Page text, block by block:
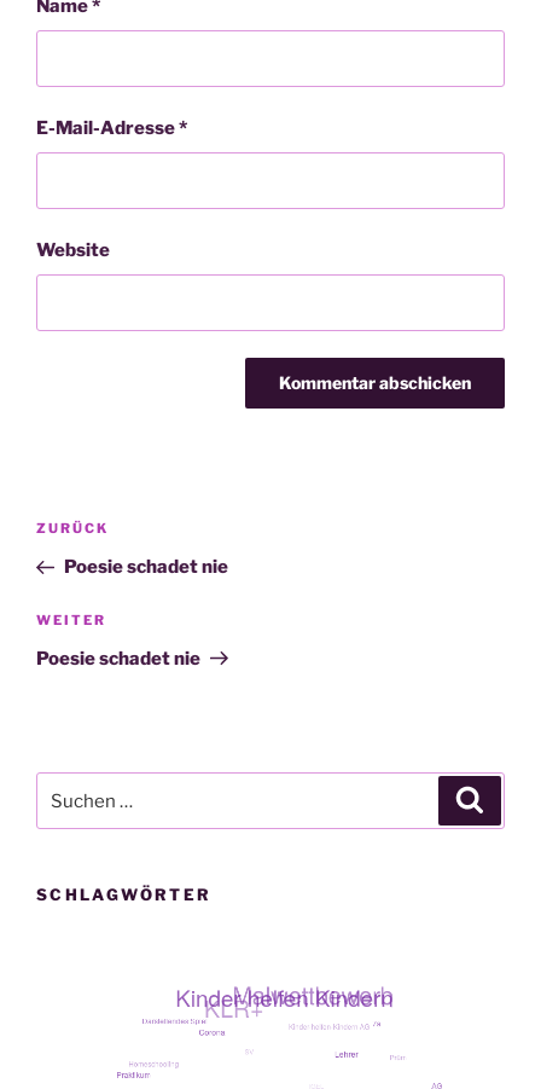
Name*
E-Mail-Adresse*
Website
Beitragsnavigation
Vorheriger
Beitrag
ZURÜCK
Poesie schadet nie
Nächster
Beitrag
WEITER
Poesie schadet nie
nach:
SCHLAGWÖRTER